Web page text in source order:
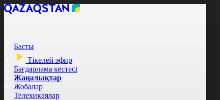
Басты
Тікелей эфир
Бағдарлама кестесі
Жаңалықтар
Жобалар
Телехикаялар